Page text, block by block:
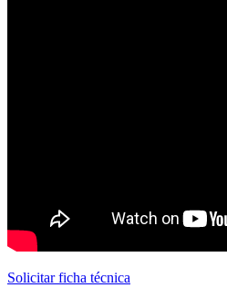
Solicitar ficha técnica